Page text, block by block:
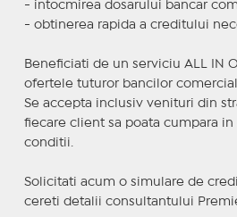
- intocmirea dosarului bancar
- obtinerea rapida a creditului
Beneficiati de un serviciu ALL IN
ofertele tuturor bancilor
Se accepta inclusiv venituri din
fiecare client sa poata cumpara in
conditii.
Solicitati acum o simulare de
cereti detalii consultantului